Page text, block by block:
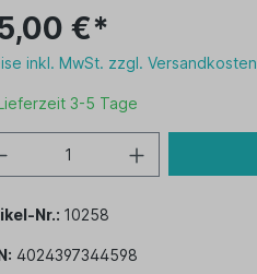
€*
inkl. MwSt. zzgl. Versandkosten
3-5 Tage
Nr.: 10258
4024397344598